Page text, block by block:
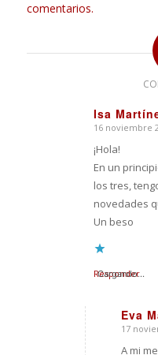
comentarios.
Isa
Dice:
16 noviembre
¡Hola!
En un
los tres,
novedades
Un beso
Cargando...
Responder
Eva
Dice:
17
A mi